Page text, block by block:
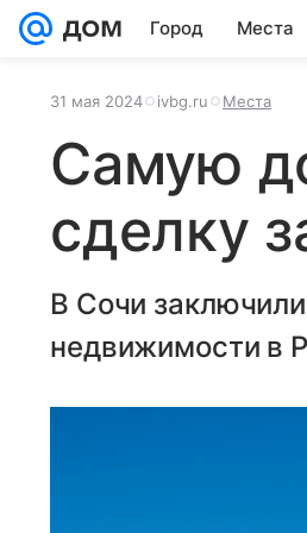
Город Места
31 мая 2024 ivbg.ru Места
Самую
сделку
В Сочи
недвижимости в